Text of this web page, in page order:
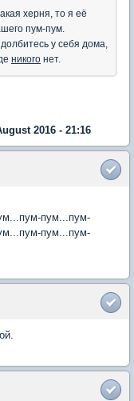
херня, то я её
пум-пум.
у себя дома,
никого нет.
2016 - 21:16
пум...пум-
пум...пум-